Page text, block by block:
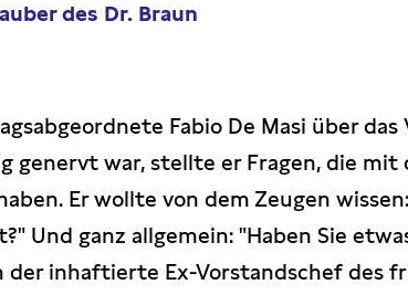
des Dr. Braun
Fabio De Masi über
genervt war, stellte er Fragen, die mit
Er wollte von dem Zeugen
Und ganz allgemein: "Haben Sie
der inhaftierte Ex-Vorstandschef des